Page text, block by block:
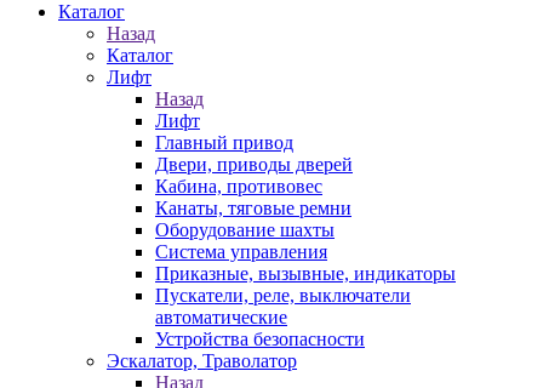
Каталог
Назад
Каталог
Лифт
Назад
Лифт
Главный привод
Двери, приводы дверей
Кабина, противовес
Канаты, тяговые ремни
Оборудование шахты
Система управления
Приказные, вызывные, индикаторы
Пускатели, реле, выключатели
автоматические
Устройства безопасности
Эскалатор, Траволатор
Назад